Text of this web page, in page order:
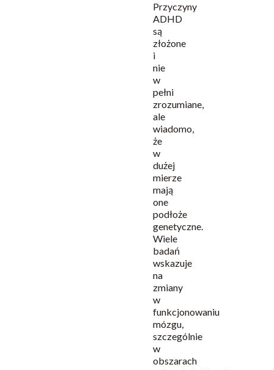
Przyczyny
ADHD
są
złożone
i
nie
w
pełni
zrozumiane,
ale
wiadomo,
że
w
dużej
mierze
mają
one
podłoże
genetyczne.
Wiele
badań
wskazuje
na
zmiany
w
funkcjonowaniu
mózgu,
szczególnie
w
obszarach